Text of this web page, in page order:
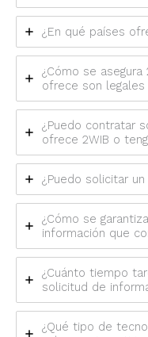
¿En qué países
¿Cómo se
ofrece son
¿Puedo contratar
ofrece 2WIB o
¿Puedo solicitar
¿Cómo se
información que
¿Cuánto tiempo
solicitud de
¿Qué tipo de